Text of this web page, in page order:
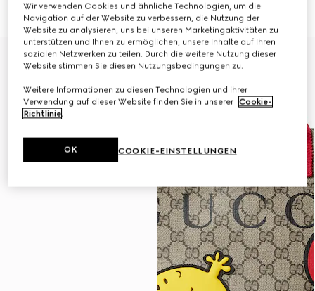
27 500 Kč
27 500 Kč
Wir verwenden Cookies und ähnliche Technologien, um die
Navigation auf der Website zu verbessern, die Nutzung der
Website zu analysieren, uns bei unseren Marketingaktivitäten zu
unterstützen und Ihnen zu ermöglichen, unsere Inhalte auf Ihren
sozialen Netzwerken zu teilen. Durch die weitere Nutzung dieser
Website stimmen Sie diesen Nutzungsbedingungen zu.
Weitere Informationen zu diesen Technologien und ihrer
Verwendung auf dieser Website finden Sie in unserer Cookie-
Richtlinie.
COOKIE-EINSTELLUNGEN
OK